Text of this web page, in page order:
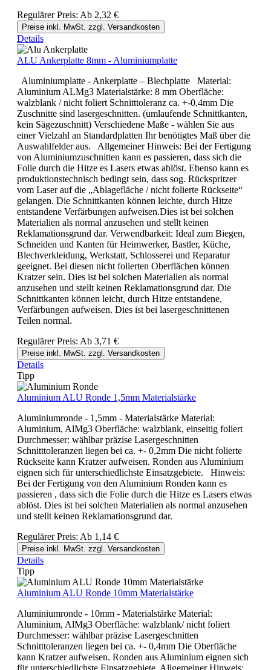
Regulärer Preis: Ab 2,32 €
Preise inkl. MwSt. zzgl. Versandkosten
Details
ALU Ankerplatte 8mm - Aluminiumplatte
Aluminiumplatte - Ankerplatte – Blechplatte Material:
Aluminium ALMg3 Materialstärke: 8 mm Oberfläche:
walzblank / nicht foliert Schnitttoleranz ca. +-0,4mm Die
Zuschnitte sind lasergeschnitten. (umlaufende Schnittkanten,
kein Sägezuschnitt) Verschiedene Maße - wählen Sie aus
einer Vielzahl an Standardplatten Ihr benötigtes Maß über die
Auswahlfelder aus. Allgemeiner Hinweis: Bei der Fertigung
von Aluminiumzuschnitten kann es passieren, dass sich die
Folie durch die Hitze es Lasers etwas ablöst. Ebenso kann es
produktionstechnisch bedingt sein, dass sog. Rückspritzer
vom Laser auf die „Ablagefläche / nicht folierte Rückseite“
gelangen. Die Schnittkanten können leichte, durch Hitze
entstandene Verfärbungen aufweisen.Dies ist bei solchen
Materialien als normal anzusehen und stellt keinen
Reklamationsgrund dar. Verwendbarkeit: Ideal zum Biegen,
Schneiden und Kanten für Heimwerker, Bastler, Küche,
Blechverkleidung, Werkstatt, Schlosserei und Reparatur
geeignet. Bei diesen nicht folierten Oberflächen können
Kratzer sein. Dies ist bei solchen Materialien als normal
anzusehen und stellt keinen Reklamationsgrund dar. Die
Schnittkanten können leicht, durch Hitze entstandene,
Verfärbungen aufweisen. Dies ist bei lasergeschnittenen
Teilen normal.
Regulärer Preis: Ab 3,71 €
Preise inkl. MwSt. zzgl. Versandkosten
Details
Tipp
Aluminium ALU Ronde 1,5mm Materialstärke
Aluminiumronde - 1,5mm - Materialstärke Material:
Aluminium, AlMg3 Oberfläche: walzblank, einseitig foliert
Durchmesser: wählbar präzise Lasergeschnitten
Schnitttoleranzen liegen bei ca. +- 0,2mm Die nicht folierte
Rückseite kann Kratzer aufweisen. Ronden aus Aluminium
eignen sich für unterschiedlichste Einsatzgebiete. Hinweis:
Bei der Fertigung von den Aluminium Ronden kann es
passieren , dass sich die Folie durch die Hitze es Lasers etwas
ablöst. Dies ist bei solchen Materialien als normal anzusehen
und stellt keinen Reklamationsgrund dar.
Regulärer Preis: Ab 1,14 €
Preise inkl. MwSt. zzgl. Versandkosten
Details
Tipp
Aluminium ALU Ronde 10mm Materialstärke
Aluminiumronde - 10mm - Materialstärke Material:
Aluminium, AlMg3 Oberfläche: walzblank/ nicht foliert
Durchmesser: wählbar präzise Lasergeschnitten
Schnitttoleranzen liegen bei ca. +- 0,4mm Die Oberfläche
kann Kratzer aufweisen. Ronden aus Aluminium eignen sich
für unterschiedlichste Einsatzgebiete. Allgemeiner Hinweis: